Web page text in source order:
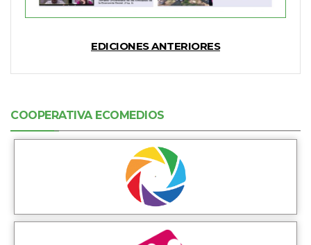
EDICIONES ANTERIORES
COOPERATIVA ECOMEDIOS